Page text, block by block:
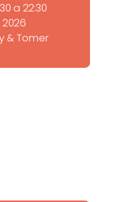
a 22:30
& Tomer